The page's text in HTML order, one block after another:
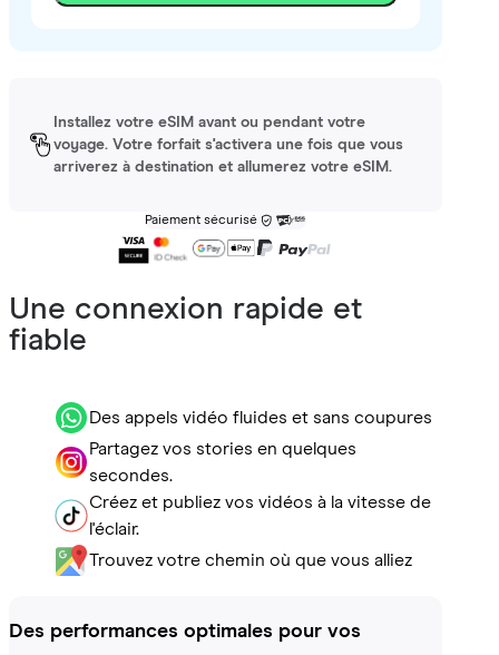
Installez votre eSIM avant ou pendant votre
voyage. Votre forfait s'activera une fois que vous
arriverez à destination et allumerez votre eSIM.
Paiement sécurisé
Une connexion rapide et
fiable
Des appels vidéo fluides et sans coupures
Partagez vos stories en quelques
secondes.
Créez et publiez vos vidéos à la vitesse de
l'éclair.
Trouvez votre chemin où que vous alliez
Des performances optimales pour vos